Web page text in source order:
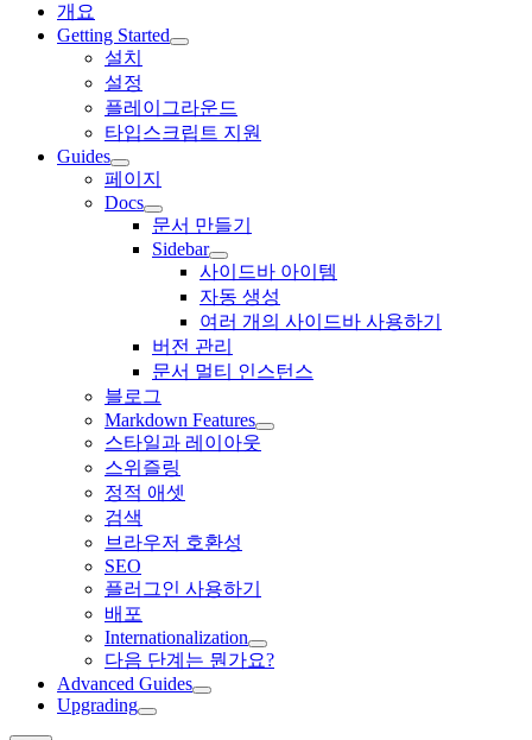
개요
Getting Started
설치
설정
플레이그라운드
타입스크립트 지원
Guides
페이지
Docs
문서 만들기
Sidebar
사이드바 아이템
자동 생성
여러 개의 사이드바 사용하기
버전 관리
문서 멀티 인스턴스
블로그
Markdown Features
스타일과 레이아웃
스위즐링
정적 애셋
검색
브라우저 호환성
SEO
플러그인 사용하기
배포
Internationalization
다음 단계는 뭔가요?
Advanced Guides
Upgrading